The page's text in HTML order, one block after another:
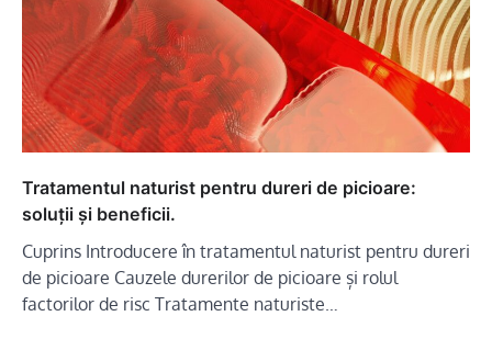
Tratamentul naturist pentru dureri de picioare:
soluții și beneficii.
Cuprins Introducere în tratamentul naturist pentru dureri
de picioare Cauzele durerilor de picioare și rolul
factorilor de risc Tratamente naturiste…